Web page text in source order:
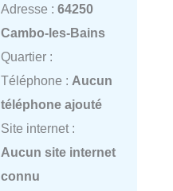
Adresse : 64250
Cambo-les-Bains
Quartier :
Téléphone : Aucun
téléphone ajouté
Site internet :
Aucun site internet
connu